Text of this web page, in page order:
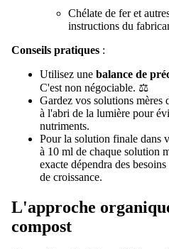
Chélate de fer et
instructions du
Conseils pratiques :
Utilisez une balance de
C'est non négociable. ⚖️
Gardez vos solutions mères
à l'abri de la lumière pour
nutriments.
Pour la solution finale dans
à 10 ml de chaque solution
exacte dépendra des
de croissance.
L'approche
compost